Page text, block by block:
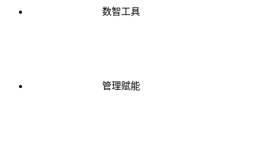
数智工具
管理赋能